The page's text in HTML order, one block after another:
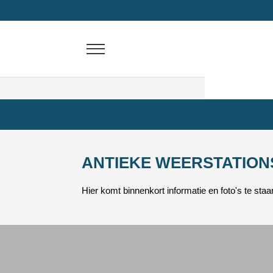
ANTIEKE
Hier komt binnenkort informatie en foto's te